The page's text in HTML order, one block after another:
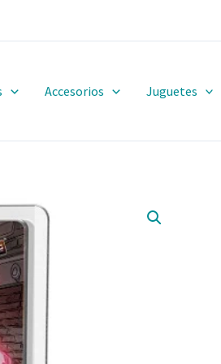
Accesorios Juguetes